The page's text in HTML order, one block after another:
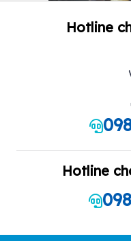
Hotline
Hotline